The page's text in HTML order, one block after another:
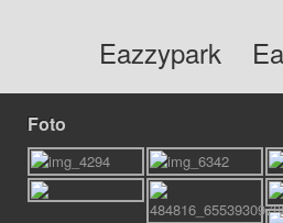
Eazzypark
Foto